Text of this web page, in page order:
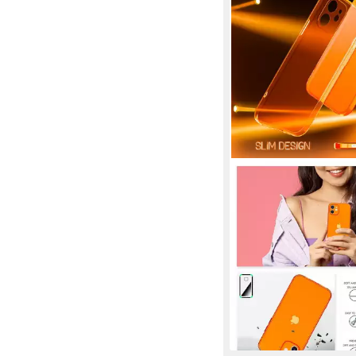
Smartphone-Hülle
15,5 cm (6,1 Zoll),
Hülle / Bunt
Durchsichtig /
22,99 € UVP35,99 €
-36%
lieferbar - in 3-4